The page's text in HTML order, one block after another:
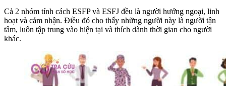
Cả 2 nhóm tính cách ESFP và ESFJ đều là người hướng ngoại, linh
hoạt và cảm nhận. Điều đó cho thấy những người này là người tận
tâm, luôn tập trung vào hiện tại và thích dành thời gian cho người
khác.